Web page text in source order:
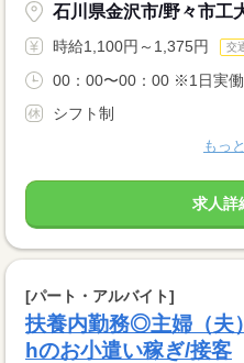
石川県金沢市/野々市工
時給1,100円～1,375円 交
00：00〜00：00 ※1日実
シフト制
もっ
求人詳
[パート・アルバイト]
扶養内勤務◎主婦（夫
hのお小遣い稼ぎ/接客